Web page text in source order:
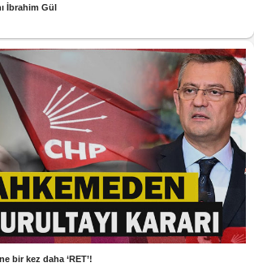
İbrahim Gül
bir kez daha ‘RET’!